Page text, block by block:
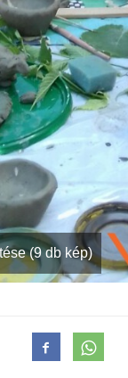
(9 db kép)